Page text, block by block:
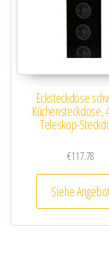
Ecksteckdose
Küchensteckdose,
Teleskop-
€117.78
Siehe